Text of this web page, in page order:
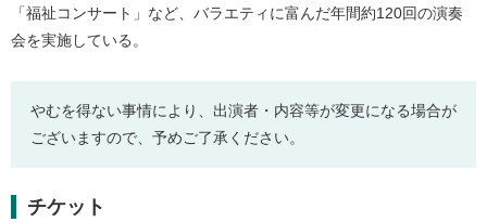
「福祉コンサート」など、バラエティに富んだ年間約120回の演奏
会を実施している。
やむを得ない事情により、出演者・内容等が変更になる場合が
ございますので、予めご了承ください。
チケット